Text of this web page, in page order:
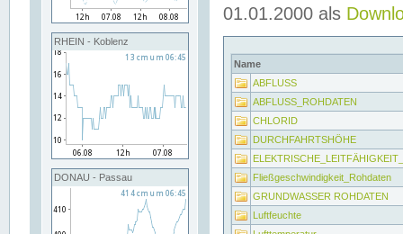
RHEIN - Koblenz
DONAU - Passau
01.01.2000 als
Name
ABFLUSS
ABFLUSS_ROHDATEN
CHLORID
DURCHFAHRTSHÖHE
Fließgeschwindigkeit_Rohdaten
GRUNDWASSER ROHDATEN
Luftfeuchte